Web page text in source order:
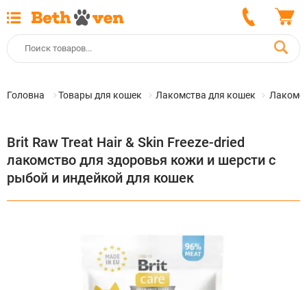
Головна Товары для кошек Лакомства для кошек
Brit Raw Treat Hair & Skin Freeze-dried
лакомство для здоровья кожи и шерсти с
рыбой и индейкой для кошек